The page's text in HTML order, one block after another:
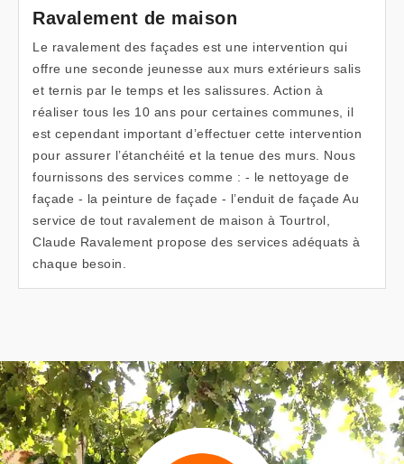
Ravalement de maison
Le ravalement des façades est une intervention qui
offre une seconde jeunesse aux murs extérieurs salis
et ternis par le temps et les salissures. Action à
réaliser tous les 10 ans pour certaines communes, il
est cependant important d’effectuer cette intervention
pour assurer l’étanchéité et la tenue des murs. Nous
fournissons des services comme : - le nettoyage de
façade - la peinture de façade - l’enduit de façade Au
service de tout ravalement de maison à Tourtrol,
Claude Ravalement propose des services adéquats à
chaque besoin.